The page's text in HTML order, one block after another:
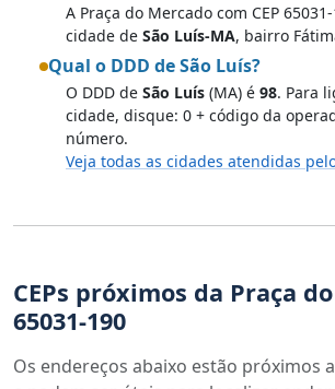
A Praça do Mercado com CEP
cidade de São Luís-MA, bairro
Qual o DDD de São Luís?
O DDD de São Luís (MA) é 98. Para
cidade, disque: 0 + código da
número.
Veja todas as cidades atendidas
CEPs próximos da Praça
65031-190
Os endereços abaixo estão próximos